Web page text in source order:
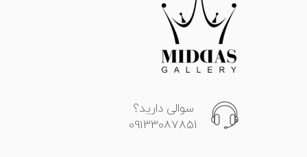
سوالی دارید؟
09133087851